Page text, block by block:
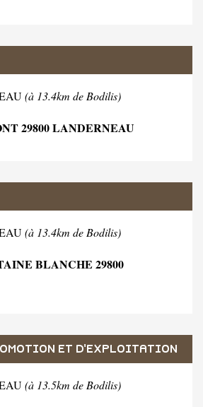
(à 13.4km de Bodilis)
29800 LANDERNEAU
(à 13.4km de Bodilis)
BLANCHE 29800
ET D'EXPLOITATION
(à 13.5km de Bodilis)